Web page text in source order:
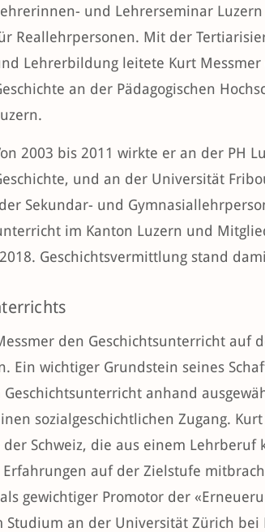
und Lehrerseminar
Reallehrpersonen. Mit der
Lehrerbildung leitete Kurt Messmer
an der Pädagogischen
2003 bis 2011 wirkte er an der PH
und an der Universität
Sekundar- und
im Kanton Luzern und
Geschichtsvermittlung stand
den Geschichtsunterricht auf
Ein wichtiger Grundstein seines
anhand
sozialgeschichtlichen Zugang.
Schweiz, die aus einem Lehrberuf
auf der Zielstufe
gewichtiger Promotor der
Studium an der Universität Zürich bei